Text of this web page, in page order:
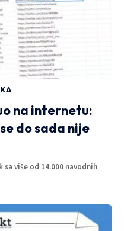
na internetu:
do sada nije
više od 14.000 navodnih